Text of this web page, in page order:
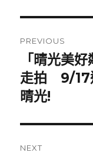
PREVIOUS
Previous
post:
「晴光美
走拍 9/17
晴光!
NEXT